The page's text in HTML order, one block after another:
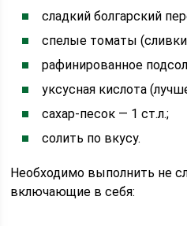
сладкий болгарский
спелые томаты
рафинированное
уксусная кислота
сахар-песок — 1 ст.л.;
солить по вкусу.
Необходимо выполнить не
включающие в себя: